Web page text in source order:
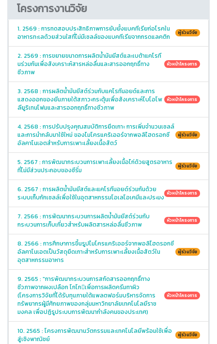
โครงการงานวิจัย
1. 2569 : การทดสอบประสิทธิภาพการยับยั้งแบคทีเรียก่อโรคใน
อาหารทะเลด้วยส่วนใสที่ไม่มีเซลล์ของแบคทีเรียจากกรดแลคติก
ผู้ร่วมวิจัย
2. 2569 : การขยายขนาดการผลิตน้ำมันยีสต์และเบต้าแคโรที
นร่วมกันเพื่อสังเคราะห์สารหล่อลื่นและสารออกฤทธิ์ทาง
ชีวภาพ
หัวหน้าโครงการ
3. 2568 : การผลิตน้ำมันยีสต์ร่วมกับแคโรทีนอยด์และการ
แสดงออกของยีนภายใต้สภาวะกระตุ้นเพื่อสังเคราะห์ไบโอโพ
ลียูริเทนโฟมและสารออกฤทธิ์ทางชีวภาพ
หัวหน้าโครงการ
4. 2568 : การปรับปรุงคุณสมบัติการยึดเกาะ การเพิ่มจำนวนเซลล์
และการนำกลับมาใช้ใหม่ ของไมโครแคริเออร์จากพอลิไฮดรอกซี
อัลคาโนเอตสำหรับการเพาะเลี้ยงเนื้อสัตว์
ผู้ร่วมวิจัย
5. 2567 : การพัฒนากระบวนการเพาะเลี้ยงเนื้อไก่ด้วยสูตรอาหาร
ที่ไม่มีส่วนประกอบของซีรั่ม
ผู้ร่วมวิจัย
6. 2567 : การผลิตน้ำมันยีสต์และแคโรทีนอยด์ร่วมกันด้วย
ระบบเก็บกักเซลล์เพื่อใช้ในอุตสาหกรรมโอเลโอเคมีและประมง หัวหน้าโครงการ
7. 2566 : การพัฒนากระบวนการผลิตน้ำมันยีสต์ร่วมกับ
กระบวนการเก็บเกี่ยวสำหรับผลิตสารหล่อลื่นชีวภาพ
หัวหน้าโครงการ
8. 2566 : การศึกษาการขึ้นรูปไมโครแคริเออร์จากพอลิไฮดรอกซี
อัลคาโนเอตเป็นวัสดุยึดเกาะสำหรับการเพาะเลี้ยงเนื้อสัตว์ใน
อุตสาหกรรมอาหาร
ผู้ร่วมวิจัย
9. 2565 : "การพัฒนากระบวนการสกัดสารออกฤทธิ์ทาง
ชีวภาพจากผงเปลือก โกโกเพื่อการผลิตครีมทาผิว
(โครงการวิจัยที่ได้รับทุนภายใต้แพลตฟอร์มบริหารจัดการ
ทรัพยากรผู้มีศักยภาพของกลุ่มมหาวิทยาลัยเทคโนโลยีราช
มงคล เพื่อปฏิรูประบบการพัฒนากำลังคนของประเทศ)
หัวหน้าโครงการ
10. 2565 : โครงการพัฒนานวัตกรรมและเทคโนโลยีพร้อมใช้เพื่อ
สู่เชิงพาณิชย์
ผู้ร่วมวิจัย